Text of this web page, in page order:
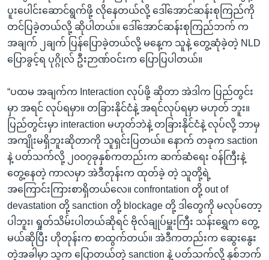
ရှာဖွေ
နေရာ
ဘာသာစကားများ
ပူးပေါင်းဆောင်ရွက်ဖို့ လိုနေတယ်လို့ ဒေါ်အောင်ဆန်းစုကြည်ကို
တင်ပြခဲ့တယ်လို့ ဆိုပါတယ်။ ဒေါ်အောင်ဆန်းစုကြည်ဘက် က
အချက် ၂ချက် ပြန်ပြောခဲ့တယ်လို့ မနေ့က သူနဲ့ တွေ့ဆုံခဲ့တဲ့ NLD
ပြောခွင့်ရ ပုဂ္ဂိုလ် ဦးဉာဏ်ဝင်းက ပြောပြပါတယ်။
“ပထမ အချက်က Interaction လုပ်ဖို့ ဆိုတာ အဲဒါက ပြည်တွင်း
မှာ အရင် လုပ်ရမှာ။ တခြားနိုင်ငံနဲ့ အရင်လုပ်ရမှာ မဟုတ် ဘူး။
ပြည်တွင်းမှာ interaction မဟုတ်ဘဲနဲ့ တခြားနိုင်ငံနဲ့ လုပ်လို့ ဘာမှ
အကျိုးမရှိဘူးဆိုတာကို သူရှင်းပြတယ်။ နောက် တခုက saction
နဲ့ ပတ်သက်လို့ ၂၀၀၇ခုနှစ်ကတည်းက ဆက်ဆံရေး ဝန်ကြီးနဲ့
တွေ့နေတဲ့ ကာလမှာ အဲဒီတုန်းက ထုတ်ခဲ့ တဲ့ သူတို့ရဲ့
အကြောင်းကြားစာရှိတယ်လေ။ confrontation တို့ out of
devastation တို့ sanction တို့ blockage တို့ ဒါတွေကို မလုပ်တော့
ပါဘူး၊ ရှုတ်သိမ်းပါတယ်ဆိုရင် ဗိုလ်ချုပ်မှူးကြီး သန်းရွှေက တွေ့
မယ်ဆိုပြီး ဟိုတုန်းက စာထွက်တယ်။ အဲဒီကတည်းက ဆွေးနွေး
တဲ့အခါမှာ သူက ပြောတယ်တဲ့ sanction နဲ့ ပတ်သက်လို့ နှစ်ဘက်